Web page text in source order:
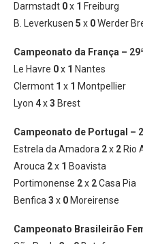
Darmstadt 0x 1 Freiburg
B. Leverkusen 5 x 0Werder
Campeonato da França –
Le Havre 0x 1 Nantes
Clermont 1 x 1 Montpellier
Lyon 4x3 Brest
Campeonato de Portugal –
Estrela da Amadora 2x 2 Rio
Arouca 2x 1 Boavista
Portimonense 2x 2Casa Pia
Benfica 3 x 0 Moreirense
Campeonato Brasileirão